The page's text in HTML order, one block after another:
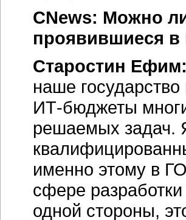
CNews: Можно
проявившиеся в
Старостин Ефим:
наше
ИТ-бюджеты
решаемых задач.
именно этому в
сфере
одной стороны,